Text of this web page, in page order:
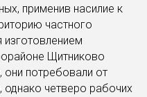
применив насилие к
частного
Щитниково
потребовали от
однако четверо рабочих